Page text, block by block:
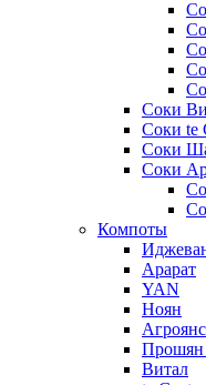
Соки
Соки te
Соки
Соки
Компоты
Арарат
YAN
Ноян
Агроянс
Витал